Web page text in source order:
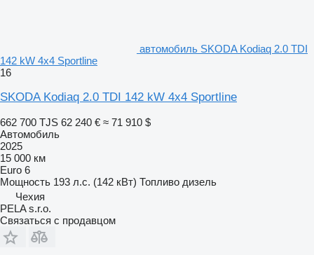
автомобиль SKODA Kodiaq 2.0 TDI
142 kW 4x4 Sportline
16
SKODA Kodiaq 2.0 TDI 142 kW 4x4 Sportline
662 700 TJS 62 240 € ≈ 71 910 $
Автомобиль
2025
15 000 км
Euro 6
Мощность 193 л.с. (142 кВт) Топливо дизель
Чехия
PELA s.r.o.
Связаться с продавцом